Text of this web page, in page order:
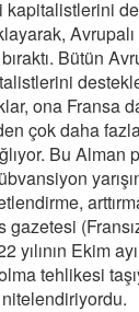
Avrupalı
Bütün
ona Fransa
çok daha fazla
Bu Alman
gazetesi
yılının Ekim
tehlikesi